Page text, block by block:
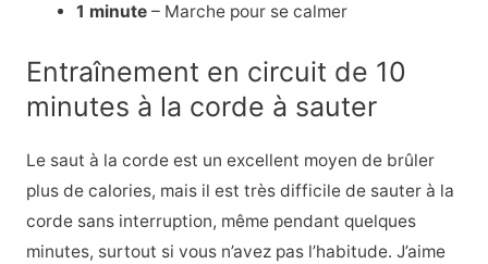
1 minute – Marche pour se calmer
Entraînement en circuit de 10
minutes à la corde à sauter
Le saut à la corde est un excellent moyen de brûler
plus de calories, mais il est très difficile de sauter à la
corde sans interruption, même pendant quelques
minutes, surtout si vous n’avez pas l’habitude. J’aime